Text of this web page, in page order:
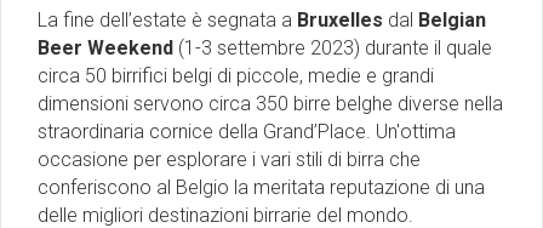
La fine dell’estate è segnata a Bruxelles dal Belgian
Beer Weekend (1-3 settembre 2023) durante il quale
circa 50 birrifici belgi di piccole, medie e grandi
dimensioni servono circa 350 birre belghe diverse nella
straordinaria cornice della Grand’Place. Un'ottima
occasione per esplorare i vari stili di birra che
conferiscono al Belgio la meritata reputazione di una
delle migliori destinazioni birrarie del mondo.